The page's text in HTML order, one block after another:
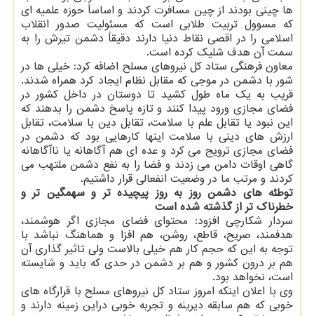
ها چینی بودند از چین مسافرت کردند و اساساً حوزه علمیه ای
که مسوول تربیت طلابی است که مسئولیت صدور انقلاب
اسلامی را در اقصی نقاط دنیا دارند دقیقاً دشمن تیرش را به
سمت آن هدف شلیک کرده است.
معاون فرهنگی ستاد کل نیروهای مسلح اضافه کرد: خیلی ها در
شور با دشمن در موجی که مقابل نظام ایجاد کرد همراه شدند.
قریب به یک ماه طول کشید تا دوستان در داخل کشور در
فضای مجازی ورود پیدا کنند و تازه پاسخ دشمن را بدهند که
این نبود یا تقابل علم با سلامت، تقابل دین با سلامت، تقابل
ارزش های دینی با سلامت اینها کارهایی بود که دشمن در
فضای مجازی ترویج می کرد و عده ای هم آگاهانه یا ناآگاهانه
گاهی اوقات دامن می زدند و فضا را به نفع دشمن ملتهب می
کردند و مرتب ما در وضعیت انفعالی قرار داشتیم.
توطئه های دشمن روز به روز پیچیده تر و سهمگین تر و
خطرناک تر از گذشته شده است
سردار شکارچی افزود: محتوای فضای مجازی اگر هوشمند،
هدفمند، صریح، قاطع، روشن، هم افزا و هماهنگ نباشد با
توجه به این که حجم کار هم خیلی بالاست ولی تاثیر گذاری آن
هم بر درون کشور و هم بر دشمن در حدی که باید و شایسته
است، نخواهد بود.
وی با اعلان اینکه امروز ستاد کل نیروهای مسلح با قرارگاه های
خوبی که هم سابقه دیرینه و تجربه خوبی دراین زمینه دارند و